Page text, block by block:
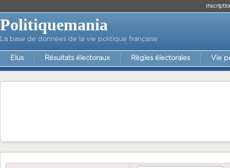
Politiquemania
La base de données de la vie politique française
Elus Résultats électoraux Règles électorales Vie